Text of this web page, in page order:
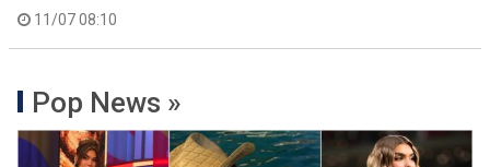
11/07 08:10
Pop News »